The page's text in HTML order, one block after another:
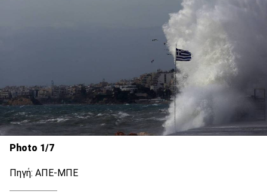
Photo 1/7
Πηγή: ΑΠΕ-ΜΠΕ